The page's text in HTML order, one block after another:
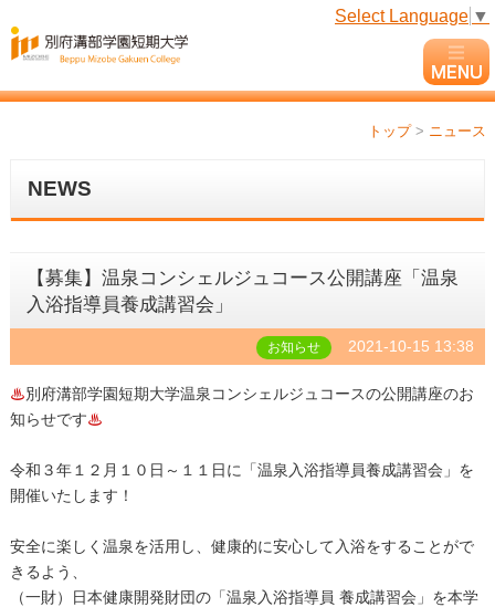
Select Language ▼
トップ > ニュース
NEWS
【募集】温泉コンシェルジュコース公開講座「温泉
入浴指導員養成講習会」
お知らせ 2021-10-15 13:38
♨別府溝部学園短期大学温泉コンシェルジュコースの公開講座のお
知らせです♨
令和３年１２月１０日～１１日に「温泉入浴指導員養成講習会」を
開催いたします！
安全に楽しく温泉を活用し、健康的に安心して入浴をすることがで
きるよう、
（一財）日本健康開発財団の「温泉入浴指導員 養成講習会」を本学